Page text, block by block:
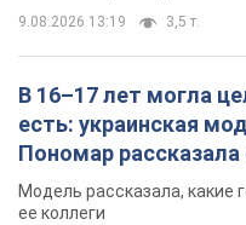
9.08.2026 13:19 3,5 т.
В 16–17 лет могла
есть: украинская
Пономар
стороне модельной
Модель рассказала, какие
ее коллеги